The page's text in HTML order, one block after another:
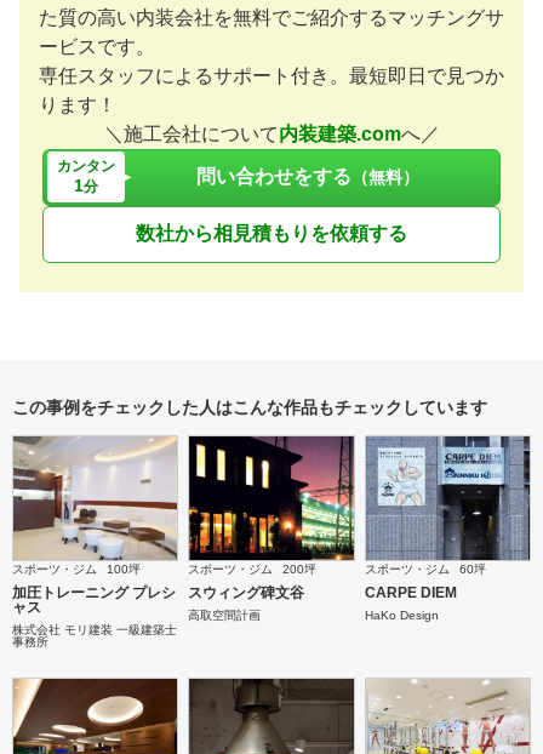
た質の高い内装会社を無料でご紹介するマッチングサ
ービスです。
専任スタッフによるサポート付き。最短即日で見つか
ります！
＼施工会社について内装建築.comへ／
カンタン
1分 問い合わせをする （無料）
数社から相見積もりを依頼する
この事例をチェックした人はこんな作品もチェックしています
スポーツ・ジム 100坪
加圧トレーニング プレシ
ャス
株式会社 モリ建装 一級建築士
事務所
スポーツ・ジム 200坪
スウィング碑文谷
高取空間計画
スポーツ・ジム 60坪
CARPE DIEM
HaKo Design